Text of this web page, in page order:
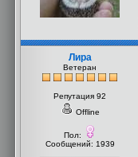
Лира
Ветеран
Репутация 92
Offline
Пол:
Сообщений: 1939